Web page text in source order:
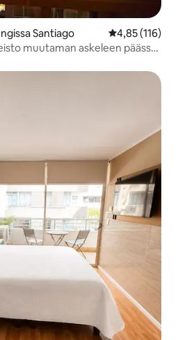
Santiago
4,85 (116)
muutaman askeleen päässä